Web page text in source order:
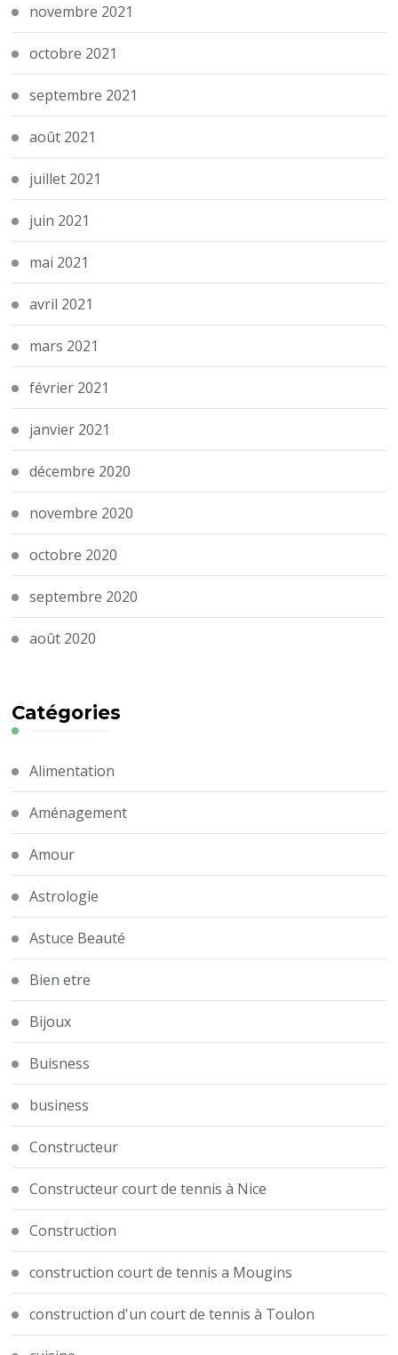
novembre 2021
octobre 2021
septembre 2021
août 2021
juillet 2021
juin 2021
mai 2021
avril 2021
mars 2021
février 2021
janvier 2021
décembre 2020
novembre 2020
octobre 2020
septembre 2020
août 2020
Catégories
Alimentation
Aménagement
Amour
Astrologie
Astuce Beauté
Bien etre
Bijoux
Buisness
business
Constructeur
Constructeur court de tennis à Nice
Construction
construction court de tennis a Mougins
construction d'un court de tennis à Toulon